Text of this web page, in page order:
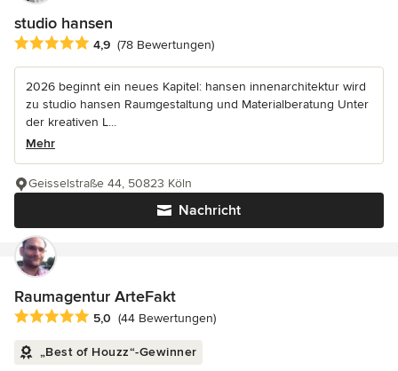
studio hansen
Durchschnittliche Bewertung: 4.9 von 5 Sternen
4,9 (78 Bewertungen)
2026 beginnt ein neues Kapitel: hansen innenarchitektur wird
zu studio hansen Raumgestaltung und Materialberatung Unter
der kreativen L...
Mehr
Nachricht
Geisselstraße 44, 50823 Köln
Raumagentur ArteFakt
Durchschnittliche Bewertung: 5 von 5 Sternen
5,0 (44 Bewertungen)
„Best of Houzz“-Gewinner